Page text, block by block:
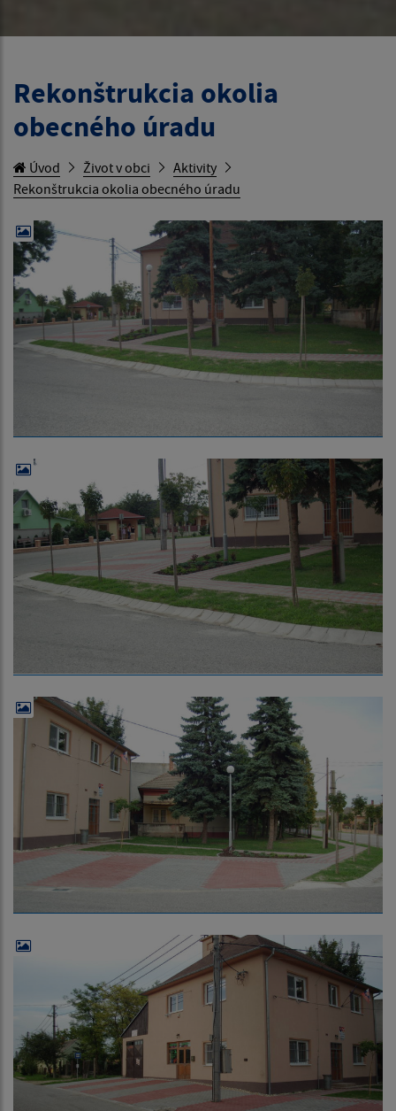
Rekonštrukcia okolia
obecného úradu
Úvod Život v obci
Aktivity
Rekonštrukcia okolia obecného úradu